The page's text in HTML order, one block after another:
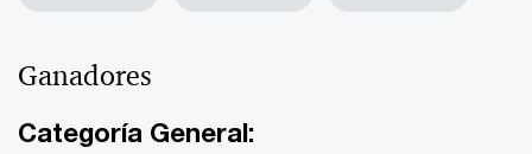
Ganadores
Categoría General: